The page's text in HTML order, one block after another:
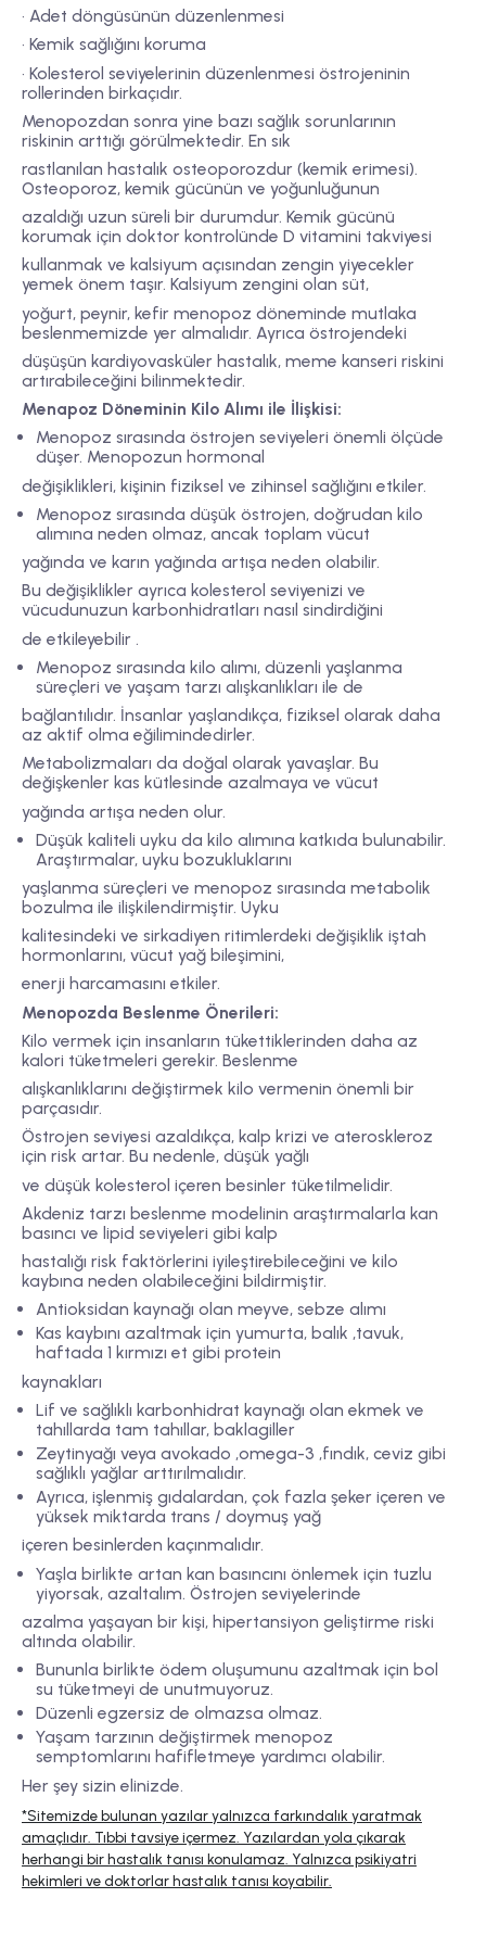
• Adet döngüsünün düzenlenmesi
• Kemik sağlığını koruma
• Kolesterol seviyelerinin düzenlenmesi östrojeninin
rollerinden birkaçıdır.
Menopozdan sonra yine bazı sağlık sorunlarının
riskinin arttığı görülmektedir. En sık
rastlanılan hastalık osteoporozdur (kemik erimesi).
Osteoporoz, kemik gücünün ve yoğunluğunun
azaldığı uzun süreli bir durumdur. Kemik gücünü
korumak için doktor kontrolünde D vitamini takviyesi
kullanmak ve kalsiyum açısından zengin yiyecekler
yemek önem taşır. Kalsiyum zengini olan süt,
yoğurt, peynir, kefir menopoz döneminde mutlaka
beslenmemizde yer almalıdır. Ayrıca östrojendeki
düşüşün kardiyovasküler hastalık, meme kanseri riskini
artırabileceğini bilinmektedir.
Menapoz Döneminin Kilo Alımı ile İlişkisi:
Menopoz sırasında östrojen seviyeleri önemli ölçüde
düşer. Menopozun hormonal
değişiklikleri, kişinin fiziksel ve zihinsel sağlığını etkiler.
Menopoz sırasında düşük östrojen, doğrudan kilo
alımına neden olmaz, ancak toplam vücut
yağında ve karın yağında artışa neden olabilir.
Bu değişiklikler ayrıca kolesterol seviyenizi ve
vücudunuzun karbonhidratları nasıl sindirdiğini
de etkileyebilir .
Menopoz sırasında kilo alımı, düzenli yaşlanma
süreçleri ve yaşam tarzı alışkanlıkları ile de
bağlantılıdır. İnsanlar yaşlandıkça, fiziksel olarak daha
az aktif olma eğilimindedirler.
Metabolizmaları da doğal olarak yavaşlar. Bu
değişkenler kas kütlesinde azalmaya ve vücut
yağında artışa neden olur.
Düşük kaliteli uyku da kilo alımına katkıda bulunabilir.
Araştırmalar, uyku bozukluklarını
yaşlanma süreçleri ve menopoz sırasında metabolik
bozulma ile ilişkilendirmiştir. Uyku
kalitesindeki ve sirkadiyen ritimlerdeki değişiklik iştah
hormonlarını, vücut yağ bileşimini,
enerji harcamasını etkiler.
Menopozda Beslenme Önerileri:
Kilo vermek için insanların tükettiklerinden daha az
kalori tüketmeleri gerekir. Beslenme
alışkanlıklarını değiştirmek kilo vermenin önemli bir
parçasıdır.
Östrojen seviyesi azaldıkça, kalp krizi ve ateroskleroz
için risk artar. Bu nedenle, düşük yağlı
ve düşük kolesterol içeren besinler tüketilmelidir.
Akdeniz tarzı beslenme modelinin araştırmalarla kan
basıncı ve lipid seviyeleri gibi kalp
hastalığı risk faktörlerini iyileştirebileceğini ve kilo
kaybına neden olabileceğini bildirmiştir.
Antioksidan kaynağı olan meyve, sebze alımı
Kas kaybını azaltmak için yumurta, balık ,tavuk,
haftada 1 kırmızı et gibi protein
kaynakları
Lif ve sağlıklı karbonhidrat kaynağı olan ekmek ve
tahıllarda tam tahıllar, baklagiller
Zeytinyağı veya avokado ,omega-3 ,fındık, ceviz gibi
sağlıklı yağlar arttırılmalıdır.
Ayrıca, işlenmiş gıdalardan, çok fazla şeker içeren ve
yüksek miktarda trans / doymuş yağ
içeren besinlerden kaçınmalıdır.
Yaşla birlikte artan kan basıncını önlemek için tuzlu
yiyorsak, azaltalım. Östrojen seviyelerinde
azalma yaşayan bir kişi, hipertansiyon geliştirme riski
altında olabilir.
Bununla birlikte ödem oluşumunu azaltmak için bol
su tüketmeyi de unutmuyoruz.
Düzenli egzersiz de olmazsa olmaz.
Yaşam tarzının değiştirmek menopoz
semptomlarını hafifletmeye yardımcı olabilir.
Her şey sizin elinizde.
*Sitemizde bulunan yazılar yalnızca farkındalık yaratmak
amaçlıdır. Tıbbi tavsiye içermez. Yazılardan yola çıkarak
herhangi bir hastalık tanısı konulamaz. Yalnızca psikiyatri
hekimleri ve doktorlar hastalık tanısı koyabilir.